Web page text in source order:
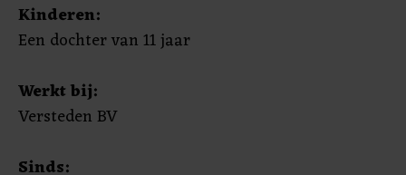
Kinderen:
Een dochter van 11 jaar
Werkt bij:
Versteden BV
Sinds: